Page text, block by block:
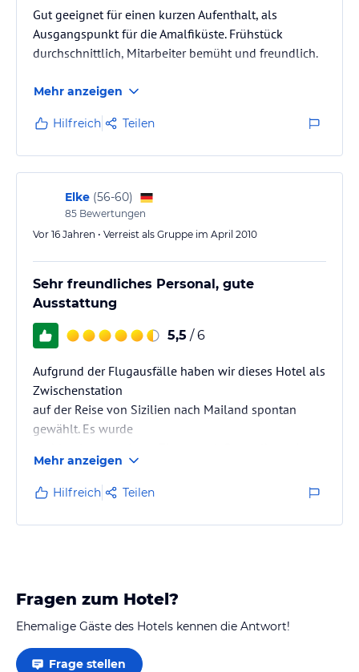
Gut geeignet für einen kurzen Aufenthalt, als
Ausgangspunkt für die Amalfiküste. Frühstück
durchschnittlich, Mitarbeiter bemüht und freundlich.
Mehr anzeigen
Hilfreich Teilen
Elke (56-60)
85 Bewertungen
Vor 16 Jahren • Verreist als Gruppe im April 2010
Sehr freundliches Personal, gute
Ausstattung
5,5 / 6
Aufgrund der Flugausfälle haben wir dieses Hotel als
Zwischenstation
auf der Reise von Sizilien nach Mailand spontan
gewählt. Es wurde
Zimmer mit 2 separaten
Einzelbetten, alles neu bezogen etc. Der Angestellte
war uns auch behilflich
beim schwierigen Einparken auf dem hoteleigenen
Flugbuchung im Internet sehr geholfen.
Das Frühstück war auch für ital. Verhältnisse sehr
Mehr anzeigen
Hilfreich Teilen
Fragen zum Hotel?
Ehemalige Gäste des Hotels kennen die Antwort!
Frage stellen